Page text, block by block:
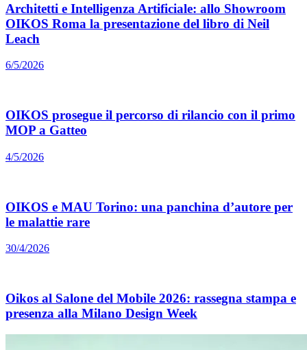
Architetti e Intelligenza Artificiale: allo Showroom
OIKOS Roma la presentazione del libro di Neil
Leach
6/5/2026
OIKOS prosegue il percorso di rilancio con il primo
MOP a Gatteo
4/5/2026
OIKOS e MAU Torino: una panchina d’autore per
le malattie rare
30/4/2026
Oikos al Salone del Mobile 2026: rassegna stampa e
presenza alla Milano Design Week